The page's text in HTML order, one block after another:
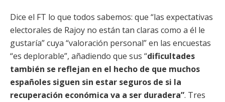
Dice el FT lo que todos sabemos: que “las expectativas
electorales de Rajoy no están tan claras como a él le
gustaría” cuya “valoración personal” en las encuestas
“es deplorable”, añadiendo que sus “dificultades
también se reflejan en el hecho de que muchos
españoles siguen sin estar seguros de si la
recuperación económica va a ser duradera”. Tres